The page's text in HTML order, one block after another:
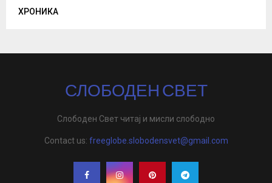
ХРОНИКА
СЛОБОДЕН СВЕТ
Слободен Свет читај и мисли слободно
Contact us: freeglobe.slobodensvet@gmail.com